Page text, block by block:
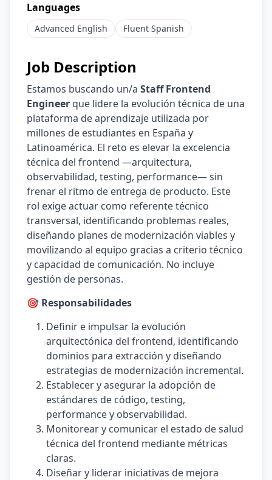
Languages
Advanced English Fluent Spanish
Job Description
Estamos buscando un/a Staff Frontend
Engineer que lidere la evolución técnica de una
plataforma de aprendizaje utilizada por
millones de estudiantes en España y
Latinoamérica. El reto es elevar la excelencia
técnica del frontend —arquitectura,
observabilidad, testing, performance— sin
frenar el ritmo de entrega de producto. Este
rol exige actuar como referente técnico
transversal, identificando problemas reales,
diseñando planes de modernización viables y
movilizando al equipo gracias a criterio técnico
y capacidad de comunicación. No incluye
gestión de personas.
🎯 Responsabilidades
Definir e impulsar la evolución
arquitectónica del frontend, identificando
dominios para extracción y diseñando
estrategias de modernización incremental.
Establecer y asegurar la adopción de
estándares de código, testing,
performance y observabilidad.
Monitorear y comunicar el estado de salud
técnica del frontend mediante métricas
claras.
Diseñar y liderar iniciativas de mejora